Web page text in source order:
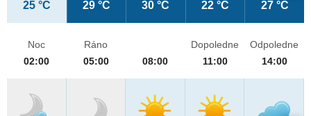
25 °C 29 °C 30 °C 22 °C 27 °C
Noc
02:00
Ráno
05:00
08:00
Dopoledne
11:00
Odpoledne
14:00